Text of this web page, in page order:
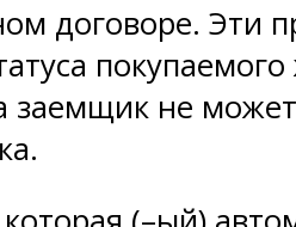
договоре. Эти
заемщик не